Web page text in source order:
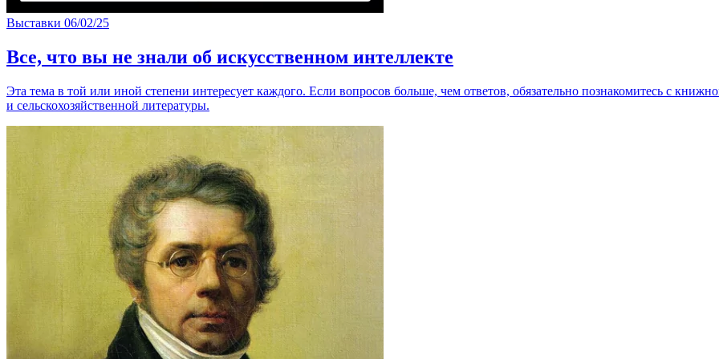
Выставки 06/02/25
Все, что вы не знали об искусственном интеллекте
Эта тема в той или иной степени интересует каждого. Если вопросов больше, чем ответов, обязательно познакомитесь с
и сельскохозяйственной литературы.